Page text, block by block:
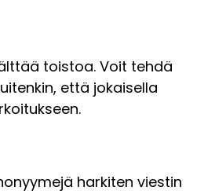
toistoa. Voit tehdä
että jokaisella
harkiten viestin